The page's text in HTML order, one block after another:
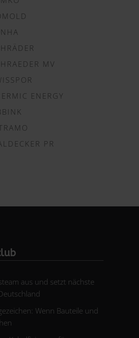
MV
ENERGY
PR
aus und setzt nächste
Wenn Bauteile und